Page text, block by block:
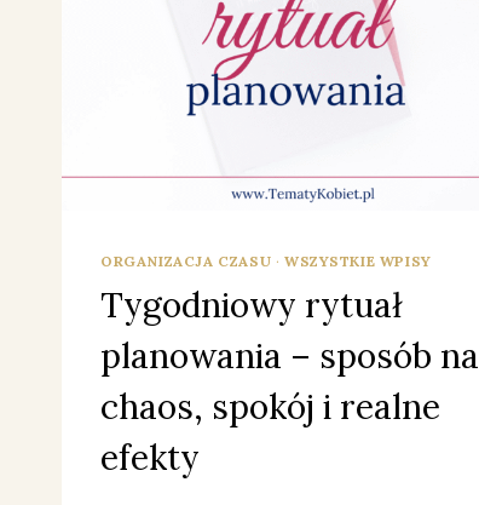
ORGANIZACJA CZASU · WSZYSTKIE WPISY
Tygodniowy rytuał
planowania – sposób na
chaos, spokój i realne
efekty